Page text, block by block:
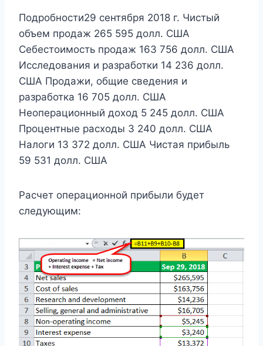
Подробности29 сентября 2018 г. Чистый
объем продаж 265 595 долл. США
Себестоимость продаж 163 756 долл. США
Исследования и разработки 14 236 долл.
США Продажи, общие сведения и
разработка 16 705 долл. США
Неоперационный доход 5 245 долл. США
Процентные расходы 3 240 долл. США
Налоги 13 372 долл. США Чистая прибыль
59 531 долл. США
Расчет операционной прибыли будет
следующим: